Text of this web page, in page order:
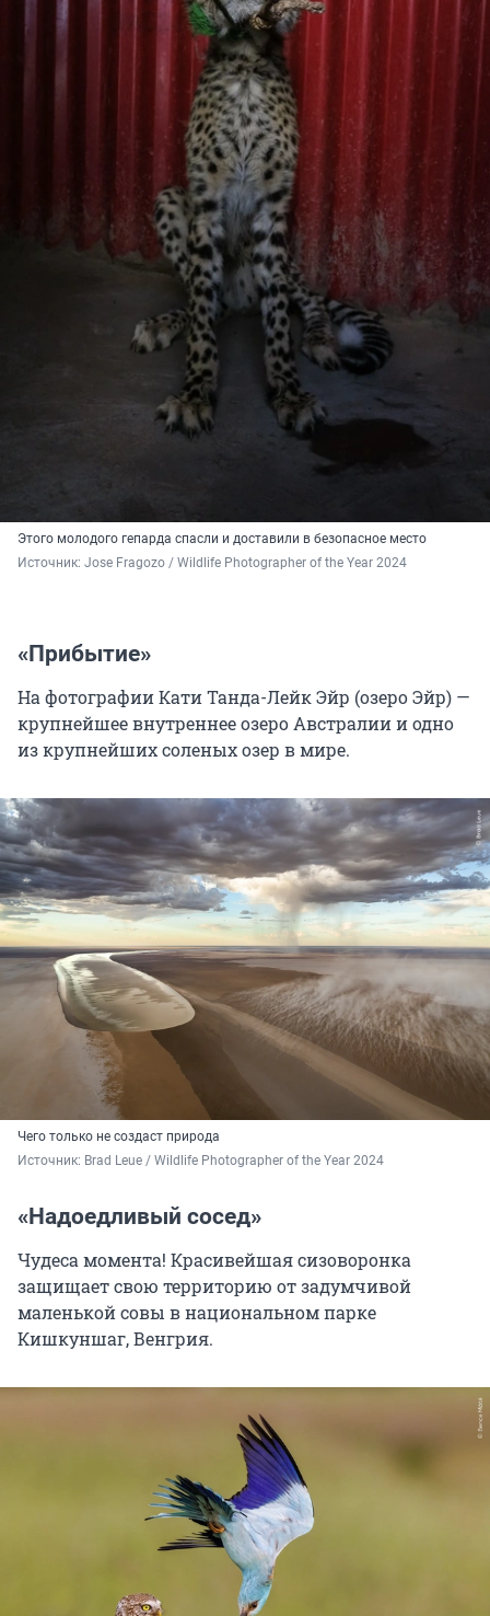
Этого молодого гепарда спасли и доставили в безопасное место
Источник: Jose Fragozo / Wildlife Photographer of the Year 2024
«Прибытие»
На фотографии Кати Танда-Лейк Эйр (озеро Эйр) —
крупнейшее внутреннее озеро Австралии и одно
из крупнейших соленых озер в мире.
Чего только не создаст природа
Источник: Brad Leue / Wildlife Photographer of the Year 2024
«Надоедливый сосед»
Чудеса момента! Красивейшая сизоворонка
защищает свою территорию от задумчивой
маленькой совы в национальном парке
Кишкуншаг, Венгрия.